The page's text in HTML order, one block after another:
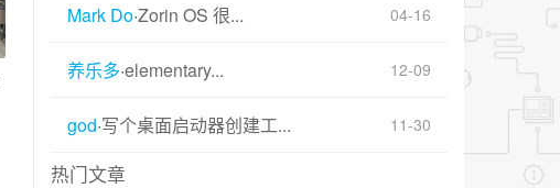
Mark Do·Zorin OS 很... 04-16
养乐多·elementary... 12-09
god·写个桌面启动器创建工... 11-30
热门文章